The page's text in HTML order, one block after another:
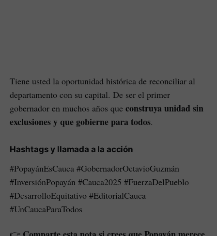
Tiene usted la oportunidad histórica de reconciliar al
departamento con su capital. De ser el primer
gobernador en muchos años que construya unidad sin
exclusiones y que gobierne para todos.
Hashtags y llamada a la acción
#PopayánEsCauca #GobernadorOctavioGuzmán
#InversiónPopayán #Cauca2025 #FuerzaDelPueblo
#DesarrolloEquitativo #EditorialCauca
#UnCaucaParaTodos